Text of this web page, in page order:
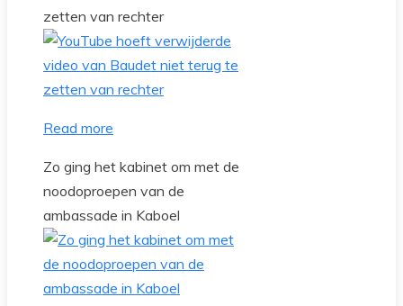
zetten van rechter
Read more
Zo ging het kabinet om met de
noodoproepen van de
ambassade in Kaboel